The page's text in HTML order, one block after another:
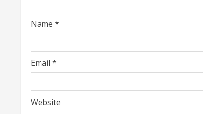
i
n
g
Name *
Email *
Website